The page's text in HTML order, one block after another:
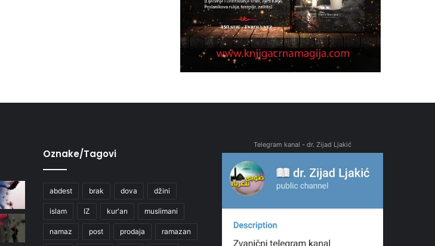
Oznake/Tagovi
abdest brak dova džini
islam IZ kur'an muslimani
namaz post prodaja ramazan
Telegram kanal - dr. Zijad Ljakić